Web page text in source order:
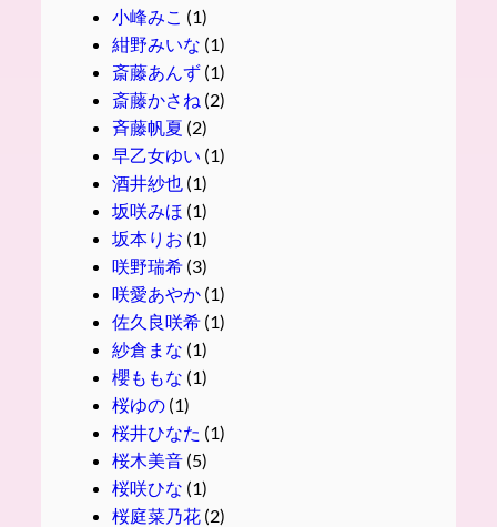
小峰みこ (1)
紺野みいな (1)
斎藤あんず(1)
斎藤かさね (2)
斉藤帆夏 (2)
早乙女ゆい (1)
酒井紗也 (1)
坂咲みほ (1)
坂本りお (1)
咲野瑞希(3)
咲愛あやか(1)
佐久良咲希(1)
紗倉まな (1)
櫻ももな (1)
桜ゆの(1)
桜井ひなた (1)
桜木美音(5)
桜咲ひな (1)
桜庭菜乃花(2)